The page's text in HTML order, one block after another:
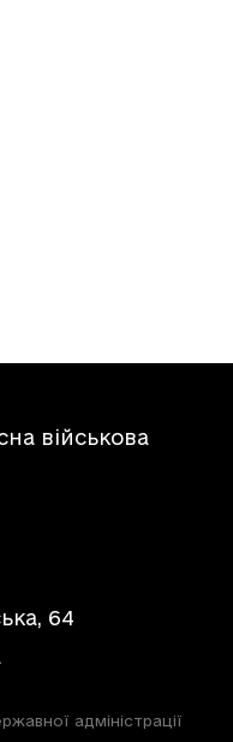
військова
64
адміністрації